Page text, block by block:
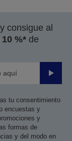
consigue al
10 %* de
Enviar
tu consentimiento
encuestas y
y
formas de
y del modo en